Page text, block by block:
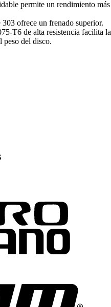
permite un rendimiento más
ofrece un frenado superior.
T6 de alta resistencia facilita la
peso del disco.